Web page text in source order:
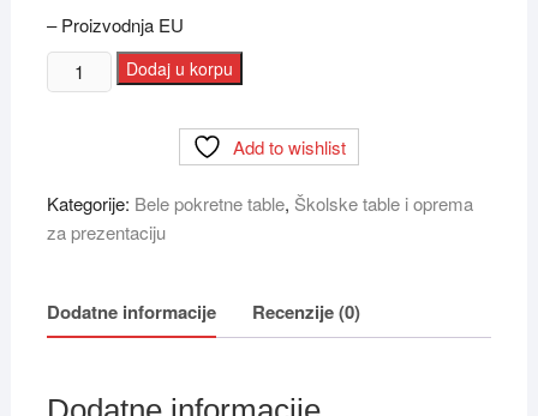
– Proizvodnja EU
Tabla
bela/zelena
60x90
EDU
Dodaj u korpu
Add to wishlist
Kategorije: Bele pokretne table, Školske table i oprema
za prezentaciju
Dodatne informacije Recenzije (0)